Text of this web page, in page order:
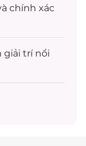
chính xác
giải trínổi